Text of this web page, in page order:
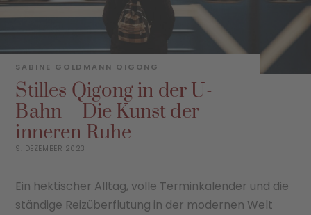
9. DEZEMBER 2023
Stilles Qigong in der U-
Bahn – Die Kunst der
inneren Ruhe
SABINE GOLDMANN QIGONG
Ein hektischer Alltag, volle Terminkalender und die
ständige Reizüberflutung in der modernen Welt